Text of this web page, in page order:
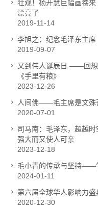
壮观！杨开慧巨幅画卷
漂亮了
2019-11-14
李旭之：纪念毛泽东主席
2019-09-07
又到伟人诞辰日 ——回
《手里有粮》
2023-12-26
人间佛——毛主席是文殊
2020-07-01
司马南：毛泽东，超越时
强大而又使人可亲
2023-12-18
毛小青的传承与坚持——
2024-01-11
第六届全球华人影响力
2020-12-30